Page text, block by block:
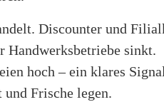
Discounter und
Handwerksbetriebe sinkt.
hoch – ein klares
Frische legen.